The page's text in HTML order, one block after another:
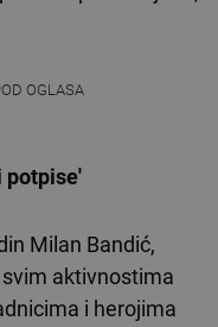
OGLASA
potpise'
Milan Bandić,
aktivnostima
i herojima